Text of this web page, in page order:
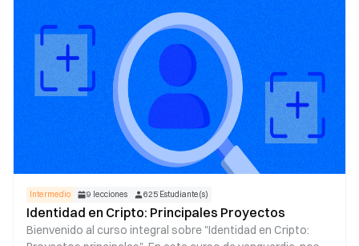
Intermedio 9 lecciones 625 Estudiante(s)
Identidad en Cripto: Principales Proyectos
Bienvenido al curso integral sobre "Identidad en Cripto: